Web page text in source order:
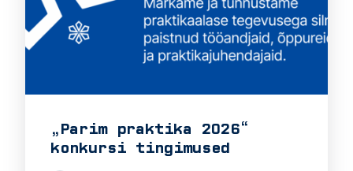
„Parim praktika 2026“
konkursi tingimused